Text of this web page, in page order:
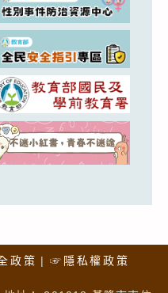
政策 ☞隱私權政策